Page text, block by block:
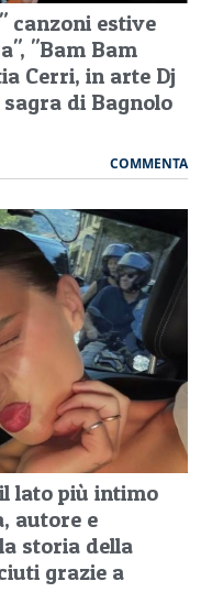
canzoni estive
"Bam Bam
Cerri, in arte Dj
di Bagnolo
COMMENTA
lato più intimo
autore e
storia della
grazie a